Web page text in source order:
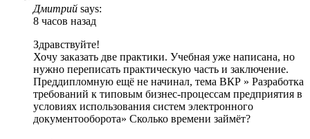
Дмитрий says:
8 часов назад
Здравствуйте!
Хочу заказать две практики. Учебная уже написана, но
нужно переписать практическую часть и заключение.
Преддипломную ещё не начинал, тема ВКР » Разработка
требований к типовым бизнес-процессам предприятия в
условиях использования систем электронного
документооборота» Сколько времени займёт?